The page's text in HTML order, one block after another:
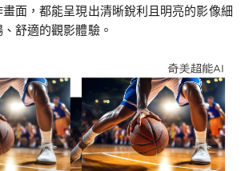
面，都能呈現出清晰銳利且明亮的影像細
舒適的觀影體驗。